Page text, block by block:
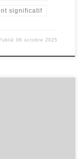
significatif
06 octobre 2025